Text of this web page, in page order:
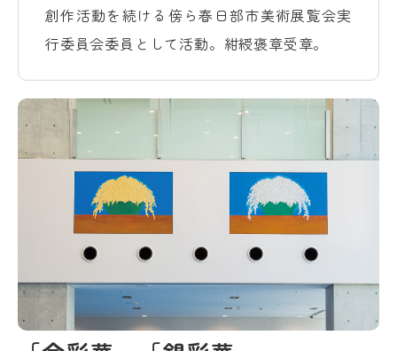
創作活動を続ける傍ら春日部市美術展覧会実
行委員会委員として活動。紺綬褒章受章。